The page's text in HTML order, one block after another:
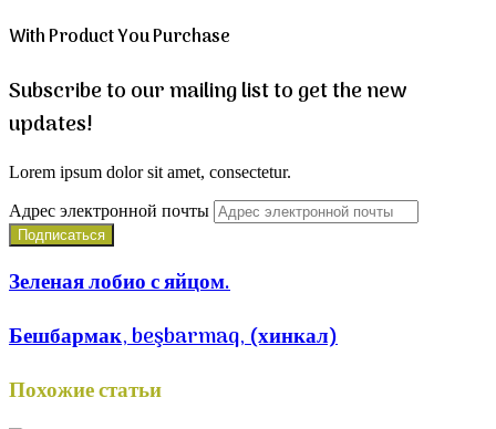
With Product You Purchase
Subscribe to our mailing list to get the new
updates!
Lorem ipsum dolor sit amet, consectetur.
Адрес электронной почты
Зеленая лобио с яйцом.
Бешбармак, beşbarmaq, (хинкал)
Похожие статьи